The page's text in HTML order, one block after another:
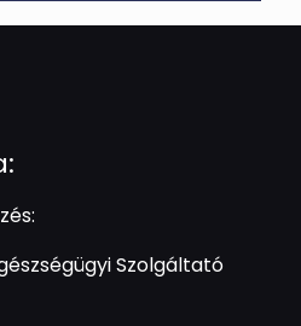
Szolgáltató